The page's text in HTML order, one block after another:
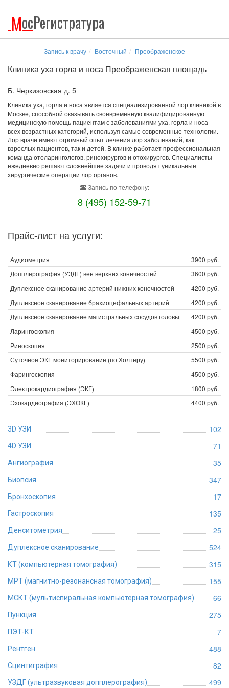
МосРегистратура
Запись к врачу Восточный Преображенское
Клиника уха горла и носа Преображенская площадь
Б. Черкизовская д. 5
Клиника уха, горла и носа является специализированной лор клиникой в
Москве, способной оказывать своевременную квалифицированную
медицинскую помощь пациентам с заболеваниями уха, горла и носа
всех возрастных категорий, используя самые современные технологии.
Лор врачи имеют огромный опыт лечения лор заболеваний, как
взрослых пациентов, так и детей. В клинке работает профессиональная
команда отоларингологов, ринохирургов и отохирургов. Специалисты
ежедневно решают сложнейшие задачи и проводят уникальные
хирургические операции лор органов.
Запись по телефону:
8 (495) 152-59-71
Прайс-лист на услуги:
Аудиометрия
3900 руб.
Допплерография (УЗДГ) вен верхних конечностей
3600 руб.
Дуплексное сканирование артерий нижних конечностей
4200 руб.
Дуплексное сканирование брахиоцефальных артерий
4200 руб.
Дуплексное сканирование магистральных сосудов головы
4200 руб.
Ларингоскопия
4500 руб.
Риноскопия
2500 руб.
Суточное ЭКГ мониторирование (по Холтеру)
5500 руб.
Фарингоскопия
4500 руб.
Электрокардиография (ЭКГ)
1800 руб.
Эхокардиография (ЭХОКГ)
4400 руб.
3D УЗИ 102
4D УЗИ 71
Ангиография 35
Биопсия 347
Бронхоскопия 17
Гастроскопия 135
Денситометрия 25
Дуплексное сканирование 524
КТ (компьютерная томография) 315
МРТ (магнитно-резонансная томография) 155
МСКТ (мультиспиральная компьютерная томография) 66
Пункция 275
ПЭТ-КТ 7
Рентген 488
Сцинтиграфия 82
УЗДГ (ультразвуковая допплерография) 499